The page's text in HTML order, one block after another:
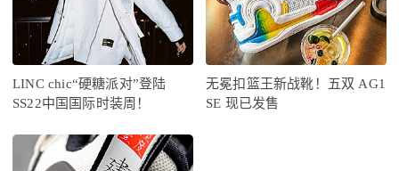
LINC chic“硬糖派对”登陆
SS22中国国际时装周！
无冕扣篮王新战靴！五双 AG1
SE 现已发售